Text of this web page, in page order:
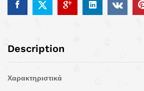
Description
Χαρακτηριστικά